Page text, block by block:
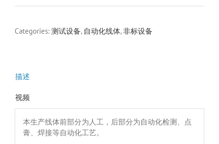
Categories: 测试设备, 自动化线体,非标设备
描述
视频
本生产线体前部分为人工，后部分为自动化检测、点
膏、焊接等自动化工艺。